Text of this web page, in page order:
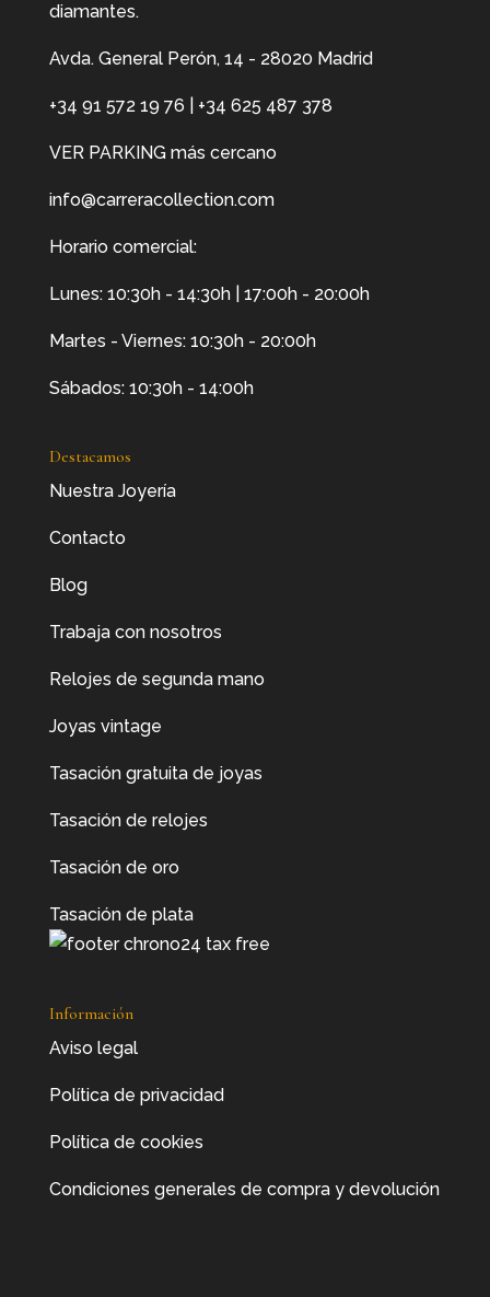
diamantes.
Avda. General Perón, 14 - 28020 Madrid
+34 91 572 19 76 +34 625 487 378
VER PARKING más cercano
info@carreracollection.com
Horario comercial:
Lunes: 10:30h - 14:30h | 17:00h - 20:00h
Martes - Viernes: 10:30h - 20:00h
Sábados: 10:30h - 14:00h
Destacamos
Nuestra Joyería
Contacto
Blog
Trabaja con nosotros
Relojes de segunda mano
Joyas vintage
Tasación gratuita de joyas
Tasación de relojes
Tasación de oro
Tasación de plata
Información
Aviso legal
Política de privacidad
Política de cookies
Condiciones generales de compra y devolución